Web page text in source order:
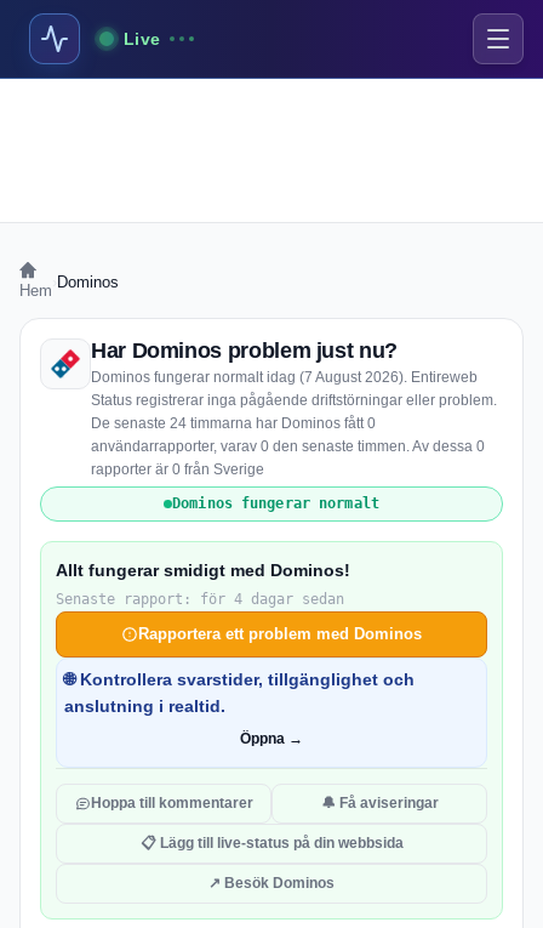
Live
Hem Dominos
Har Dominos problem just nu?
Dominos fungerar normalt idag (7 August 2026). Entireweb
Status registrerar inga pågående driftstörningar eller problem.
De senaste 24 timmarna har Dominos fått 0
användarrapporter, varav 0 den senaste timmen. Av dessa 0
rapporter är 0 från Sverige
Dominos fungerar normalt
Allt fungerar smidigt med Dominos!
Senaste rapport: för 4 dagar sedan
Rapportera ett problem med Dominos
🌐 Kontrollera svarstider, tillgänglighet och
anslutning i realtid.
Öppna →
Hoppa till kommentarer 🔔 Få aviseringar
📋 Lägg till live-status på din webbsida
↗ Besök Dominos